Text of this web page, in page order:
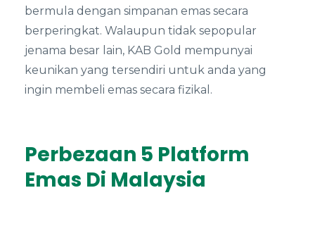
bermula dengan simpanan emas secara
berperingkat. Walaupun tidak sepopular
jenama besar lain, KAB Gold mempunyai
keunikan yang tersendiri untuk anda yang
ingin membeli emas secara fizikal.
Perbezaan 5 Platform
Emas Di Malaysia